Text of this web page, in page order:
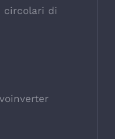
circolari di